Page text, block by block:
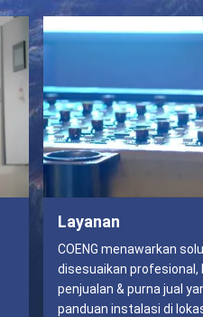
Layanan
COENG menawarkan
disesuaikan profesional,
penjualan & purna jual
panduan instalasi di